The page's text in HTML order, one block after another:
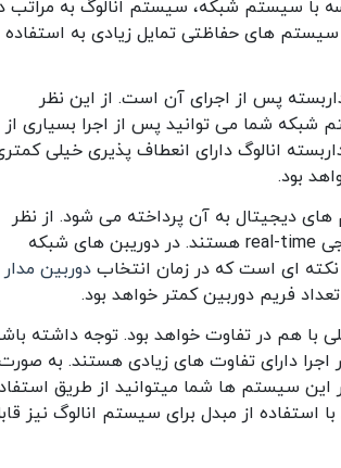
با سیستم شبکه، سیستم انالوگ به مراتب
های حفاظتی تمایل زیادی به استفاده
پس از اجرای آن است. از این نظر
شما می توانید پس از اجرا بسیاری از
انالوگ دارای انعطاف پذیری خیلی
بود.
دیجیتال به آن پرداخته می شود. از نظر
تعداد فریم خروجی دوربین، تمامی دوربین های انالوگ دارای خروجی real-time هستند. در دوریبن های شبکه
دوربین مدار
فریم دوربین کمتر خواهد بود.
با هم در تفاوت خواهد بود. توجه داشته
اجرا دارای تفاوت های زیادی هستند. به
این سیستم ها شما میتوانید از طریق
استفاده از مبدل برای سیستم انالوگ نیز